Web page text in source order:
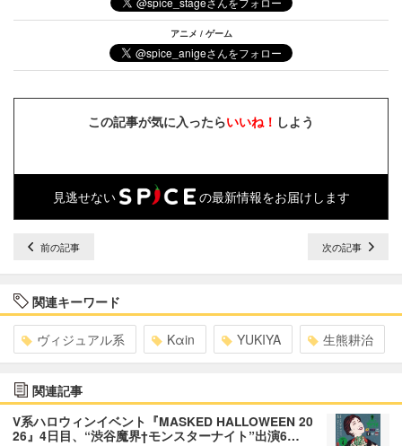
アニメ / ゲーム
この記事が気に入ったらいいね！ しよう
見逃せない の最新情報をお届けします
前の記事 次の記事
関連キーワード
ヴィジュアル系 Kαin YUKIYA 生熊耕治
関連記事
V系ハロウィンイベント『MASKED HALLOWEEN 20
26』4日目、“渋谷魔界†モンスターナイト”出演6…